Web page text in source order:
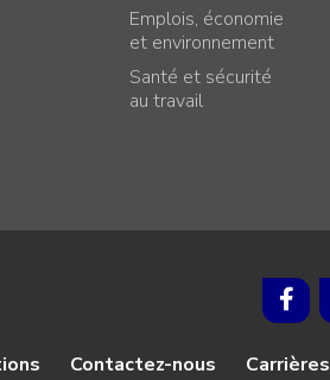
Emplois, économie
et environnement
Santé et sécurité
au travail
Contactez-nous Carrières